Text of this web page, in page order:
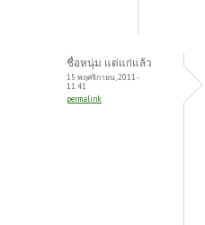
ชื่อหนุ่ม แต่แก่แล้ว
15 พฤศจิกายน, 2011 -
11:41
permalink